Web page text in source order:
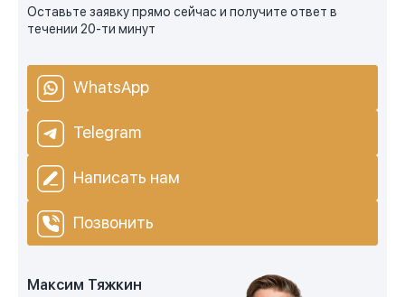
Оставьте заявку прямо сейчас и получите ответ в
течении 20-ти минут
WhatsApp
Telegram
Написать нам
Позвонить
Максим Тяжкин